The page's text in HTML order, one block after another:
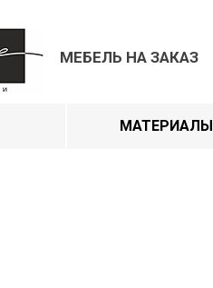
МЕБЕЛЬ НА ЗАКАЗ
МАТЕРИАЛЫ